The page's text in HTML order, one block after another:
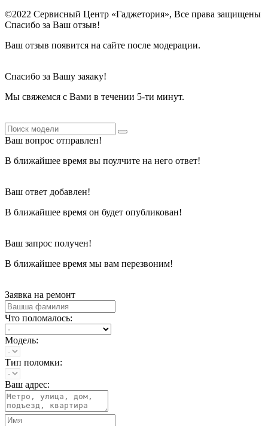
©2022 Сервисный Центр «Гаджетория», Все права защищены
Спасибо за Ваш отзыв!
Ваш отзыв появится на сайте после модерации.
Спасибо за Вашу заяаку!
Мы свяжемся с Вами в течении 5-ти минут.
Ваш вопрос отправлен!
В ближайшее время вы поулчите на него ответ!
Ваш ответ добавлен!
В ближайшее время он будет опубликован!
Ваш запрос получен!
В ближайшее время мы вам перезвоним!
Заявка на ремонт
Что поломалось:
Модель:
Тип поломки:
Ваш адрес: